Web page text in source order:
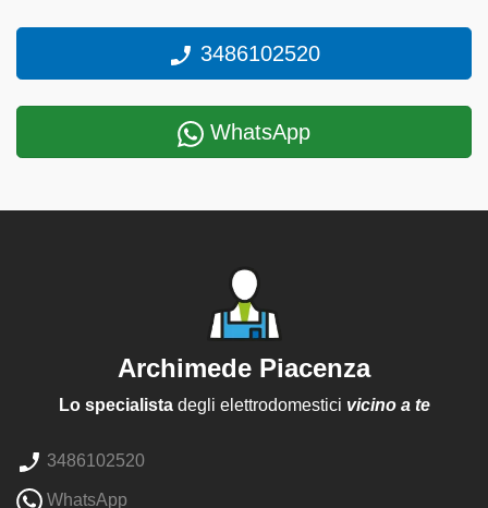
3486102520
WhatsApp
Archimede Piacenza
Lo specialistadegli elettrodomestici vicino a te
3486102520
WhatsApp